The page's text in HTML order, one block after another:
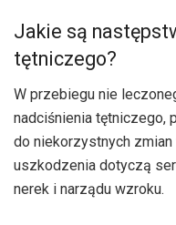
Jakie są
tętniczego?
W przebiegu nie
nadciśnienia tętniczego,
do niekorzystnych
uszkodzenia dotyczą
nerek i narządu wzroku.